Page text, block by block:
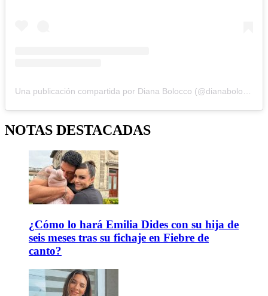
Una publicación compartida por Diana Bolocco (@dianaboloccof)
NOTAS DESTACADAS
¿Cómo lo hará Emilia Dides con su hija de
seis meses tras su fichaje en Fiebre de
canto?